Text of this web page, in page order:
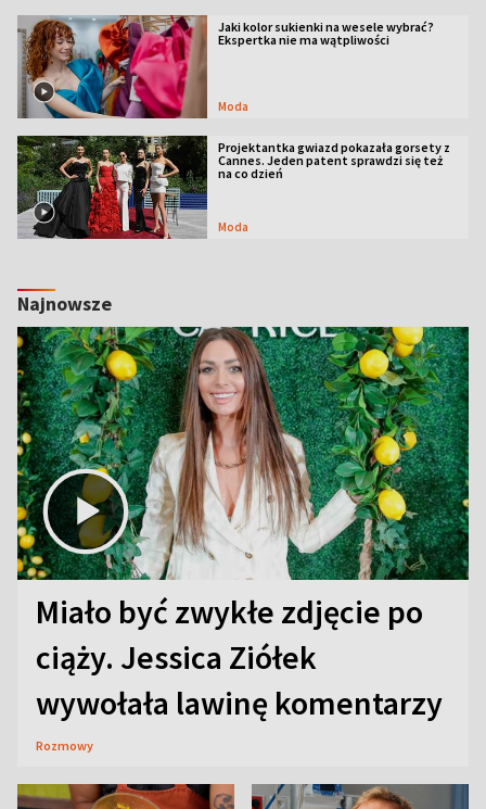
Jaki kolor sukienki na wesele wybrać?
Ekspertka nie ma wątpliwości
Moda
Projektantka gwiazd pokazała gorsety z
Cannes. Jeden patent sprawdzi się też
na co dzień
Moda
Najnowsze
Miało być zwykłe zdjęcie po
ciąży. Jessica Ziółek
wywołała lawinę komentarzy
Rozmowy